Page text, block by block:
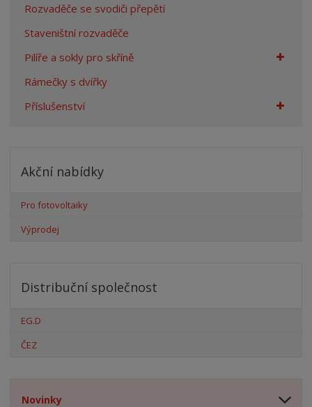
Rozvaděče se svodiči přepětí
Staveništní rozvaděče
Pilíře a sokly pro skříně
Rámečky s dvířky
Příslušenství
Akční nabídky
Pro fotovoltaiky
Výprodej
Distribuční společnost
EG.D
ČEZ
Novinky